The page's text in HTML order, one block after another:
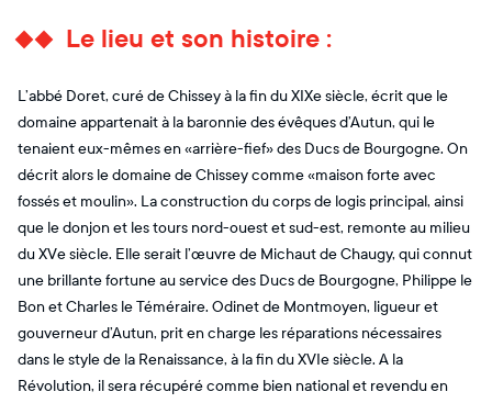
Le lieu et son histoire :
L’abbé Doret, curé de Chissey à la fin du XIXe siècle, écrit que le
domaine appartenait à la baronnie des évêques d’Autun, qui le
tenaient eux-mêmes en «arrière-fief» des Ducs de Bourgogne. On
décrit alors le domaine de Chissey comme «maison forte avec
fossés et moulin». La construction du corps de logis principal, ainsi
que le donjon et les tours nord-ouest et sud-est, remonte au milieu
du XVe siècle. Elle serait l’œuvre de Michaut de Chaugy, qui connut
une brillante fortune au service des Ducs de Bourgogne, Philippe le
Bon et Charles le Téméraire. Odinet de Montmoyen, ligueur et
gouverneur d’Autun, prit en charge les réparations nécessaires
dans le style de la Renaissance, à la fin du XVIe siècle. A la
Révolution, il sera récupéré comme bien national et revendu en